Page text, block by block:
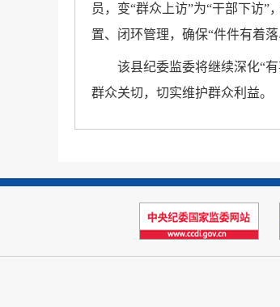
员，变“群众上访”为“干部下访
置、闭环管理，确保“件件有着
该县纪委监委将继续深化“
群众关切，切实维护群众利益。